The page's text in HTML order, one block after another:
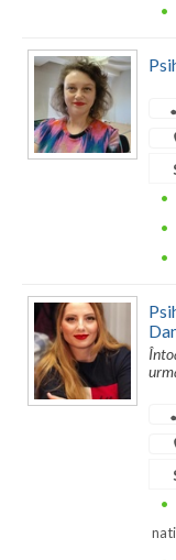
Gorj
Harghita
Hunedoara
Maramures
Mehedinti
Mures